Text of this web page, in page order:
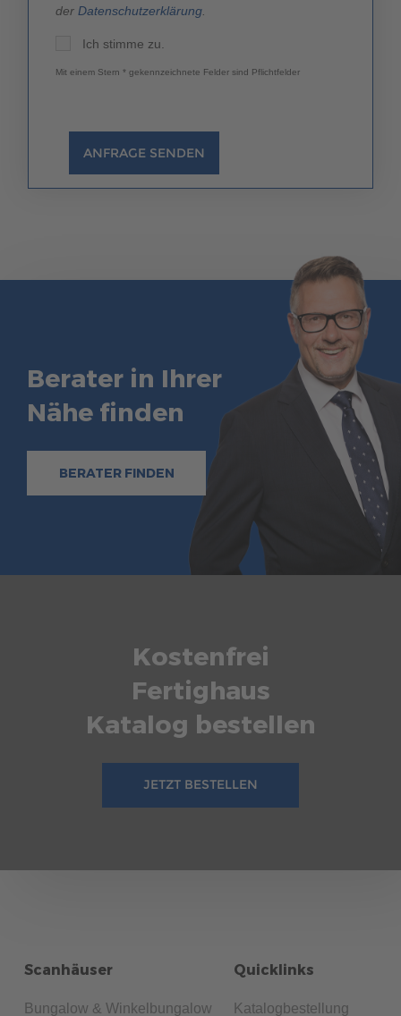
der Datenschutzerklärung.
Ich stimme zu.
Mit einem Stern * gekennzeichnete Felder sind Pflichtfelder
ANFRAGE SENDEN
Berater in Ihrer
Nähe finden
BERATER FINDEN
Kostenfrei
Fertighaus
Katalog bestellen
JETZT BESTELLEN
Scanhäuser
Bungalow & Winkelbungalow
Quicklinks
Katalogbestellung